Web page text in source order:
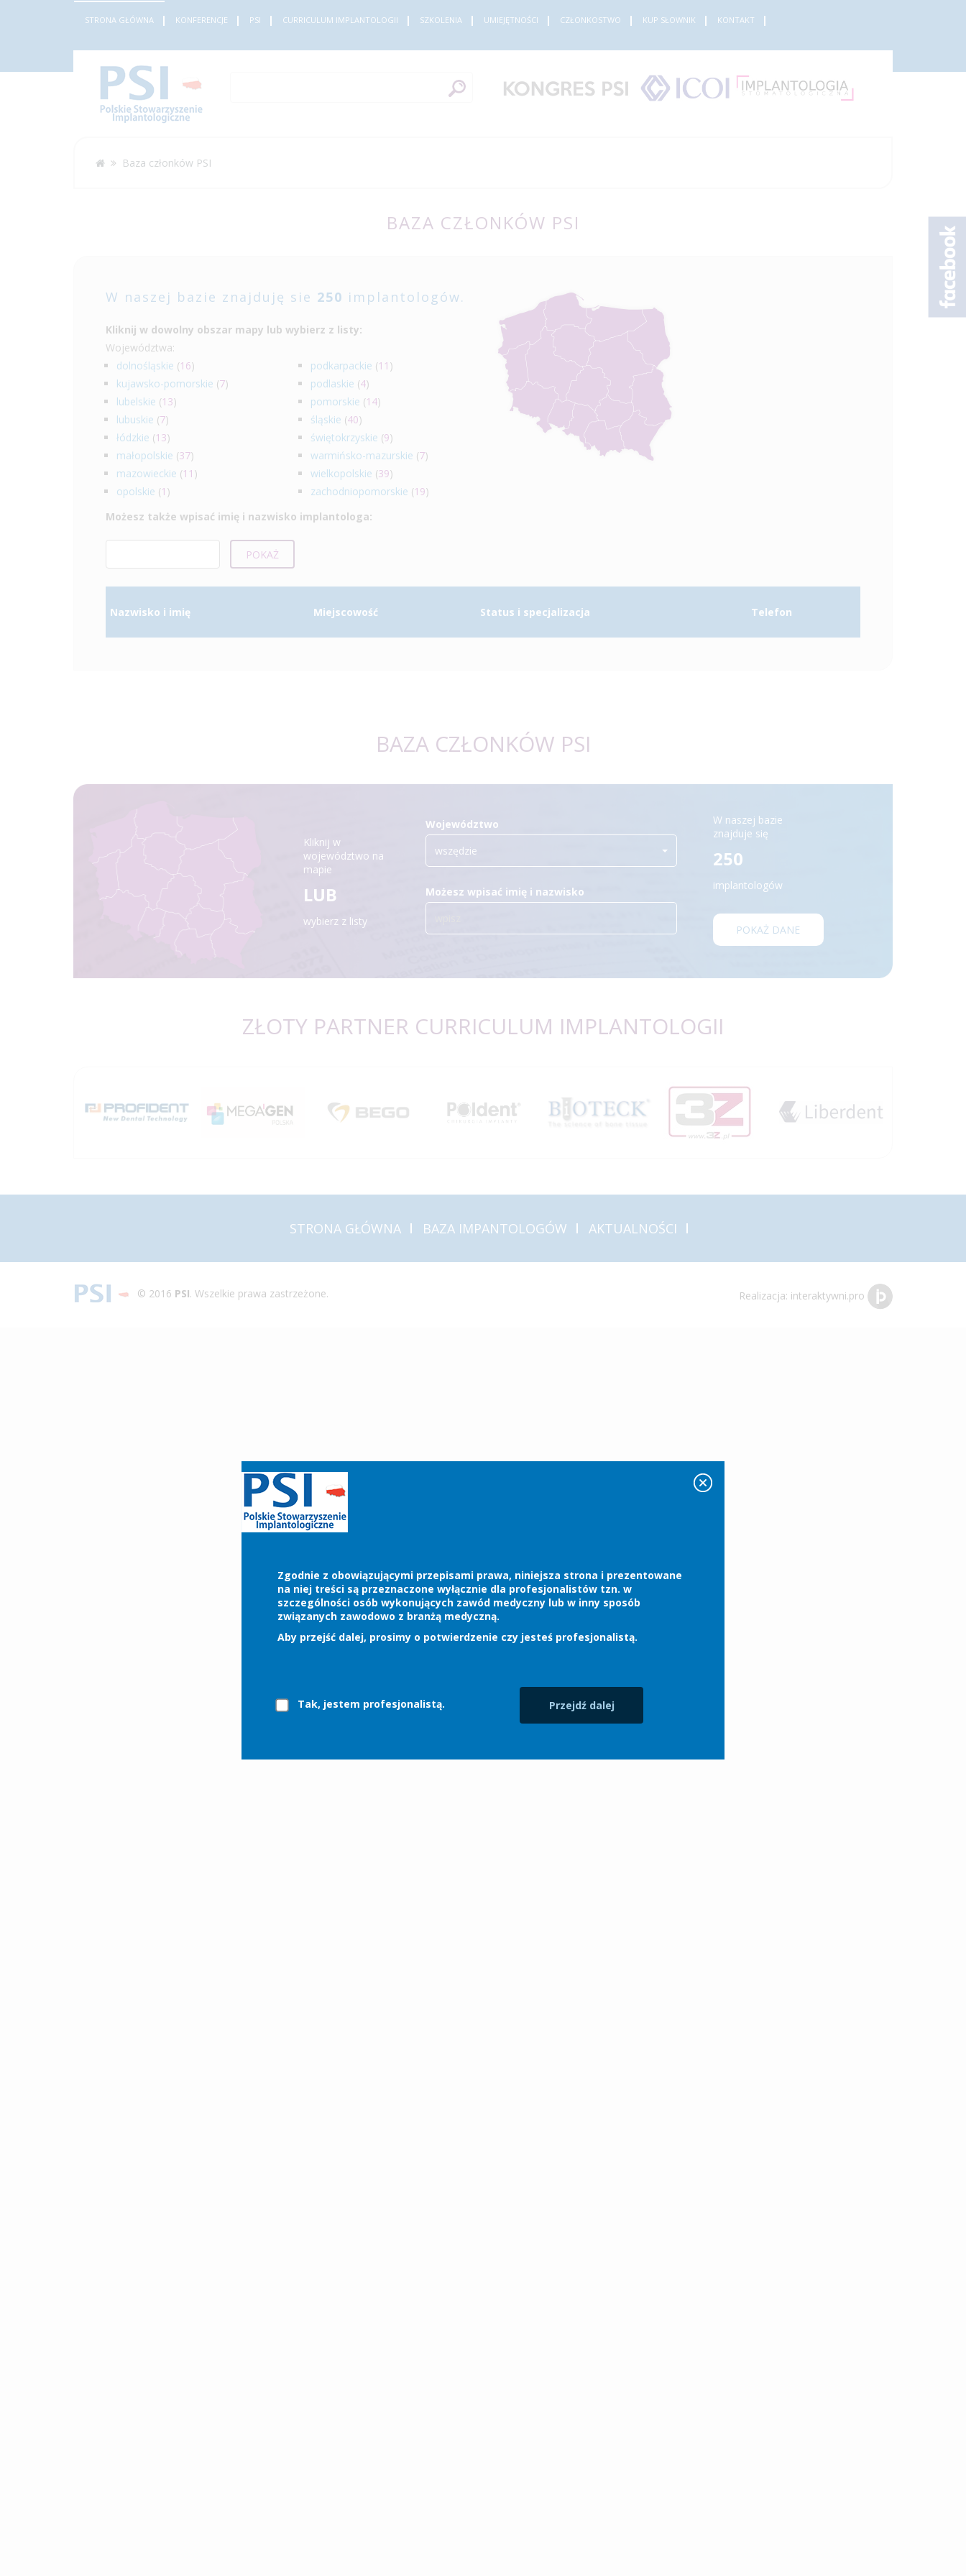
STRONA GŁÓWNA KONFERENCJE PSI CURRICULUM IMPLANTOLOGII SZKOLENIA UMIEJĘTNOŚCI CZŁONKOSTWO KUP SŁOWNIK KONTAKT
Baza członków PSI
BAZA CZŁONKÓW PSI
W naszej bazie znajduję sie 250 implantologów.
Kliknij w dowolny obszar mapy lub wybierz z listy:
Województwa:
dolnośląskie (16)
kujawsko-pomorskie (7)
lubelskie (13)
lubuskie (7)
łódzkie (13)
małopolskie (37)
mazowieckie (11 )
opolskie (1 )
podkarpackie (11 )
podlaskie (4)
pomorskie (14)
śląskie (40)
świętokrzyskie (9)
warmińsko-mazurskie (7)
wielkopolskie (39)
zachodniopomorskie (19)
Możesz także wpisać imię i nazwisko implantologa:
Nazwisko i imię Miejscowość Status i specjalizacja Telefon
BAZA CZŁONKÓW PSI
Kliknij w
województwo na
mapie
LUB
wybierz z listy
Województwo
wszędzie
Możesz wpisać imię i nazwisko
W naszej bazie
znajduje się
250
implantologów
POKAŻ DANE
ZŁOTY PARTNER CURRICULUM IMPLANTOLOGII
STRONA GŁÓWNA BAZA IMPANTOLOGÓW AKTUALNOŚCI
© 2016 PSI. Wszelkie prawa zastrzeżone. Realizacja: interaktywni.pro
Zgodnie z obowiązującymi przepisami prawa, niniejsza strona i prezentowane
na niej treści są przeznaczone wyłącznie dla profesjonalistów tzn. w
szczególności osób wykonujących zawód medyczny lub w inny sposób
związanych zawodowo z branżą medyczną.
Aby przejść dalej, prosimy o potwierdzenie czy jesteś profesjonalistą.
Tak, jestem profesjonalistą. Przejdź dalej